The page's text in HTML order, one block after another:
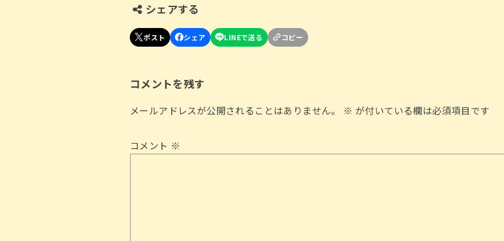
シェアする
コメントを残す
メールアドレスが公開されることはありません。 ※ が付いている欄は必須項目です
コメント ※